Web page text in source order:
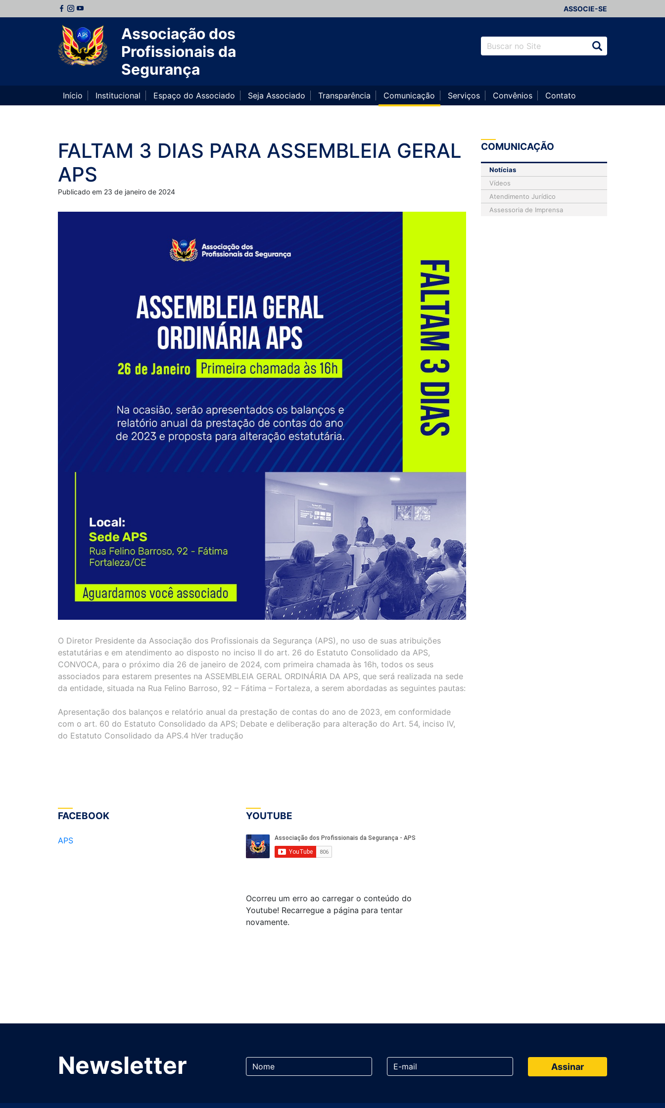
ASSOCIE-SE
Associação dos
Profissionais da
Segurança
Início Institucional Espaço do Associado Seja Associado Transparência Comunicação Serviços Convênios Contato
FALTAM 3 DIAS PARA ASSEMBLEIA GERAL
APS
Publicado em 23 de janeiro de 2024
O Diretor Presidente da Associação dos Profissionais da Segurança (APS), no uso de suas atribuições
estatutárias e em atendimento ao disposto no inciso II do art. 26 do Estatuto Consolidado da APS,
CONVOCA, para o próximo dia 26 de janeiro de 2024, com primeira chamada às 16h, todos os seus
associados para estarem presentes na ASSEMBLEIA GERAL ORDINÁRIA DA APS, que será realizada na sede
da entidade, situada na Rua Felino Barroso, 92 – Fátima – Fortaleza, a serem abordadas as seguintes pautas:
Apresentação dos balanços e relatório anual da prestação de contas do ano de 2023, em conformidade
com o art. 60 do Estatuto Consolidado da APS; Debate e deliberação para alteração do Art. 54, inciso IV,
do Estatuto Consolidado da APS.4 hVer tradução
COMUNICAÇÃO
Notícias
Vídeos
Atendimento Jurídico
Assessoria de Imprensa
FACEBOOK
APS
YOUTUBE
Ocorreu um erro ao carregar o conteúdo do
Youtube! Recarregue a página para tentar
novamente.
Newsletter